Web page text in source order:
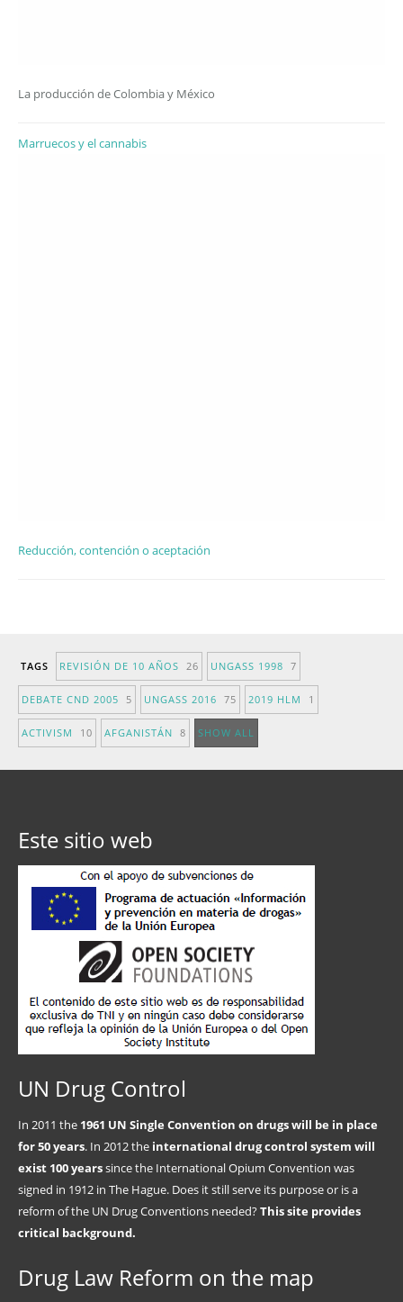
La producción de Colombia y México
Marruecos y el cannabis
Reducción, contención o aceptación
TAGS REVISIÓN DE 10 AÑOS 26 UNGASS 1998 7
DEBATE CND 2005 5 UNGASS 2016 75 2019 HLM 1
ACTIVISM 10 AFGANISTÁN 8 SHOW ALL
Este sitio web
UN Drug Control
In 2011 the 1961 UN Single Convention on drugs will be in place
for 50 years. In 2012 the international drug control system will
exist 100 yearssince the International Opium Convention was
signed in 1912 in The Hague. Does it still serve its purpose or is a
reform of the UN Drug Conventions needed?This site provides
critical background.
Drug Law Reform on the map